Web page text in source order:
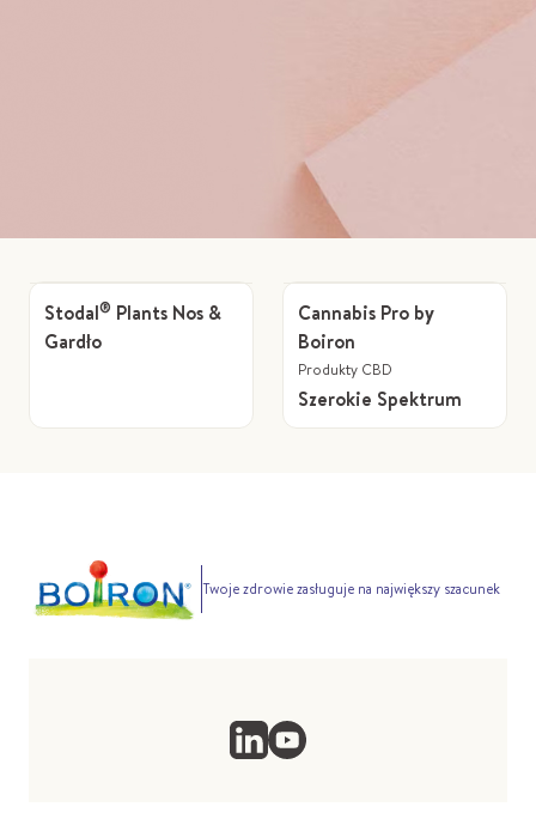
Stodal® Plants Nos &
Gardło
Cannabis Pro by
Boiron
Produkty CBD
Szerokie Spektrum
Twoje zdrowie zasługuje na największy szacunek